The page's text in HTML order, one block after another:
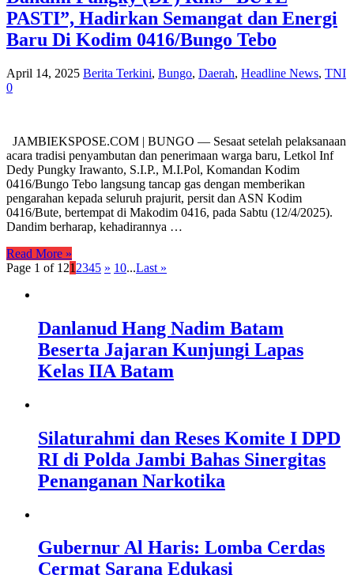
PASTI”, Hadirkan Semangat dan Energi
Baru Di Kodim 0416/Bungo Tebo
April 14, 2025 Berita Terkini, Bungo, Daerah, Headline News, TNI
0
JAMBIEKSPOSE.COM | BUNGO — Sesaat setelah pelaksanaan
acara tradisi penyambutan dan penerimaan warga baru, Letkol Inf
Dedy Pungky Irawanto, S.I.P., M.I.Pol, Komandan Kodim
0416/Bungo Tebo langsung tancap gas dengan memberikan
pengarahan kepada seluruh prajurit, persit dan ASN Kodim
0416/Bute, bertempat di Makodim 0416, pada Sabtu (12/4/2025).
Dandim berharap, kehadirannya …
Read More »
Page 1 of 121 2345 » 10...Last »
Danlanud Hang Nadim Batam
Beserta Jajaran Kunjungi Lapas
Kelas IIA Batam
Silaturahmi dan Reses Komite I DPD
RI di Polda Jambi Bahas Sinergitas
Penanganan Narkotika
Gubernur Al Haris: Lomba Cerdas
Cermat Sarana Edukasi